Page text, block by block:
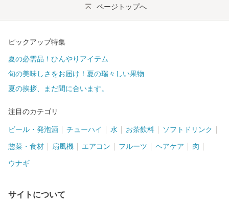
ページトップへ
ピックアップ特集
夏の必需品！ひんやりアイテム
旬の美味しさをお届け！夏の瑞々しい果物
夏の挨拶、まだ間に合います。
注目のカテゴリ
ビール・発泡酒 チューハイ 水 お茶飲料 ソフトドリンク
惣菜・食材 扇風機 エアコン フルーツ ヘアケア 肉
ウナギ
サイトについて